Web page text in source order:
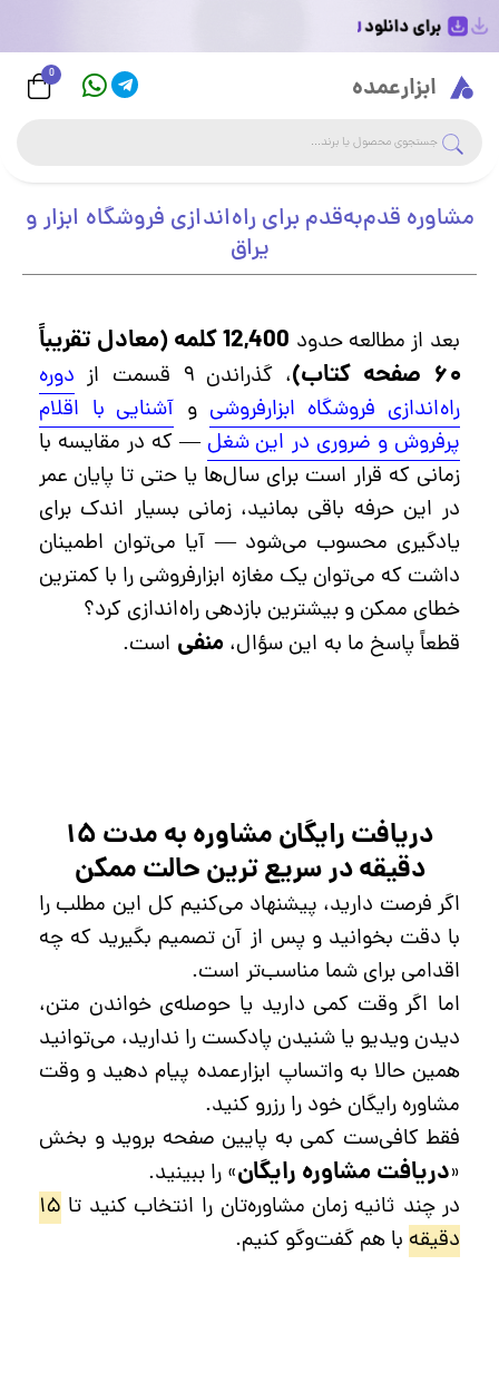
ابزارعمده 0
جستجوی فروشگاه
مشاوره قدم‌به‌قدم برای راه‌اندازی فروشگاه ابزار و
یراق
بعد از مطالعه حدود
12,400 کلمه (معادل تقریباً
۶۰ صفحه کتاب)
، گذراندن ۹ قسمت از
دوره
راه‌اندازی فروشگاه ابزارفروشی و آشنایی با اقلام
پرفروش و ضروری در این شغل — که در مقایسه با
زمانی که قرار است برای سال‌ها یا حتی تا پایان عمر
در این حرفه باقی بمانید، زمانی بسیار اندک برای
یادگیری محسوب می‌شود — آیا می‌توان اطمینان
داشت که می‌توان یک مغازه ابزارفروشی را با کمترین
خطای ممکن و بیشترین بازدهی راه‌اندازی کرد؟
قطعاً پاسخ ما به این سؤال، منفی است.
دریافت رایگان مشاوره به مدت ۱۵
دقیقه در سریع ترین حالت ممکن
اگر فرصت دارید، پیشنهاد می‌کنیم کل این مطلب را
با دقت بخوانید و پس از آن تصمیم بگیرید که چه
اقدامی برای شما مناسب‌تر است.
اما اگر وقت کمی دارید یا حوصله‌ی خواندن متن،
دیدن ویدیو یا شنیدن پادکست را ندارید، می‌توانید
همین حالا به واتساپ ابزارعمده پیام دهید و وقت
مشاوره رایگان خود را رزرو کنید.
فقط کافی‌ست کمی به پایین صفحه بروید و بخش
«دریافت مشاوره رایگان» را ببینید.
در چند ثانیه زمان مشاوره‌تان را انتخاب کنید تا ۱۵
دقیقه‌ با هم گفت‌وگو کنیم.